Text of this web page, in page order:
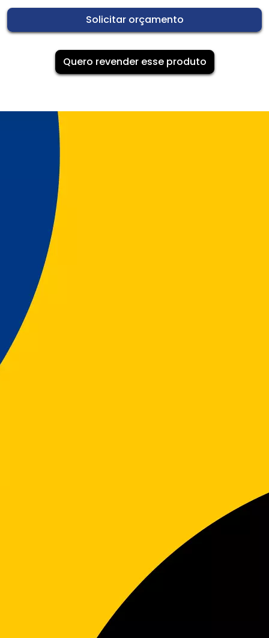
Solicitar orçamento
Quero revender esse produto